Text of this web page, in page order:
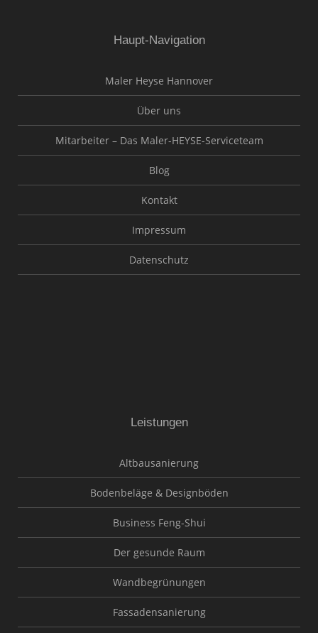
Haupt-Navigation
Maler Heyse Hannover
Über uns
Mitarbeiter – Das Maler-HEYSE-Serviceteam
Blog
Kontakt
Impressum
Datenschutz
Leistungen
Altbausanierung
Bodenbeläge & Designböden
Business Feng-Shui
Der gesunde Raum
Wandbegrünungen
Fassadensanierung